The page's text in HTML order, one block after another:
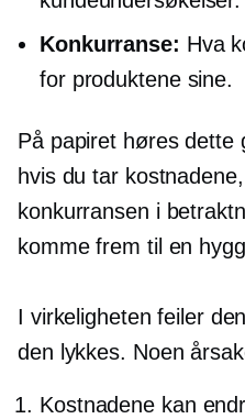
Konkurranse: Hva
for produktene sine.
På papiret høres dette
hvis du tar
konkurransen i
komme frem til en
I virkeligheten feiler
den lykkes. Noen
Kostnadene kan